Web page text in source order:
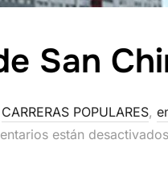
San
CARRERAS POPULARES,
están desactivados